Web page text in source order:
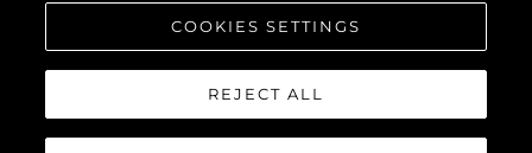
COOKIES SETTINGS
REJECT ALL